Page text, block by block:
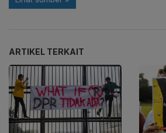
ARTIKEL TERKAIT